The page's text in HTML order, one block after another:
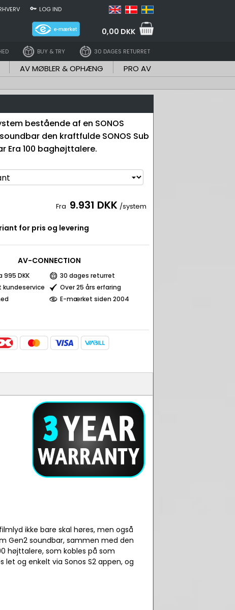
LOG IND
0,00 DKK
BUY & TRY 30 DAGES RETURRET
AV MØBLER & OPHÆNG PRO AV
bestående af en SONOS
den kraftfulde SONOS Sub
Era 100 baghøjttalere.
Fra 9.931 DKK /system
for pris og levering
AV-CONNECTION
995 DKK
30 dages returret
Over 25 års erfaring
E-mærket siden 2004
ikke bare skal høres, men også
Gen2 soundbar, sammen med den
højttalere, som kobles på som
og enkelt via Sonos S2 appen, og